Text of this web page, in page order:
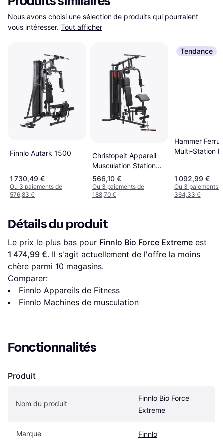
Nous avons choisi une sélection de produits qui pourraient
vous intéresser. Tout afficher
Finnlo Autark 1500
1 730,49 €
Ou 3 paiements de
576,83 €
Christopeit Appareil
Musculation Station
Fitness SP 2000 Noir
566,10 €
Ou 3 paiements de
188,70 €
Tendance
Hammer
Multi-Station
1 092,99 €
Ou 3 paiements
364,33 €
Détails du produit
Le prix le plus bas pour Finnlo Bio Force Extreme
1 474,99 €. Il s'agit actuellement de l'offre la moins
chère parmi 10 magasins.
Comparer:
Finnlo Appareils de Fitness
Finnlo Machines de musculation
Fonctionnalités
Produit
Nom du produit
Finnlo Bio Force
Extreme
Marque Finnlo